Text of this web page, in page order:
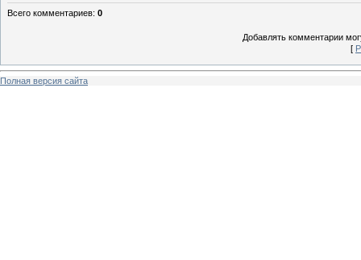
Всего комментариев: 0
Добавлять комментарии
[
Полная версия сайта